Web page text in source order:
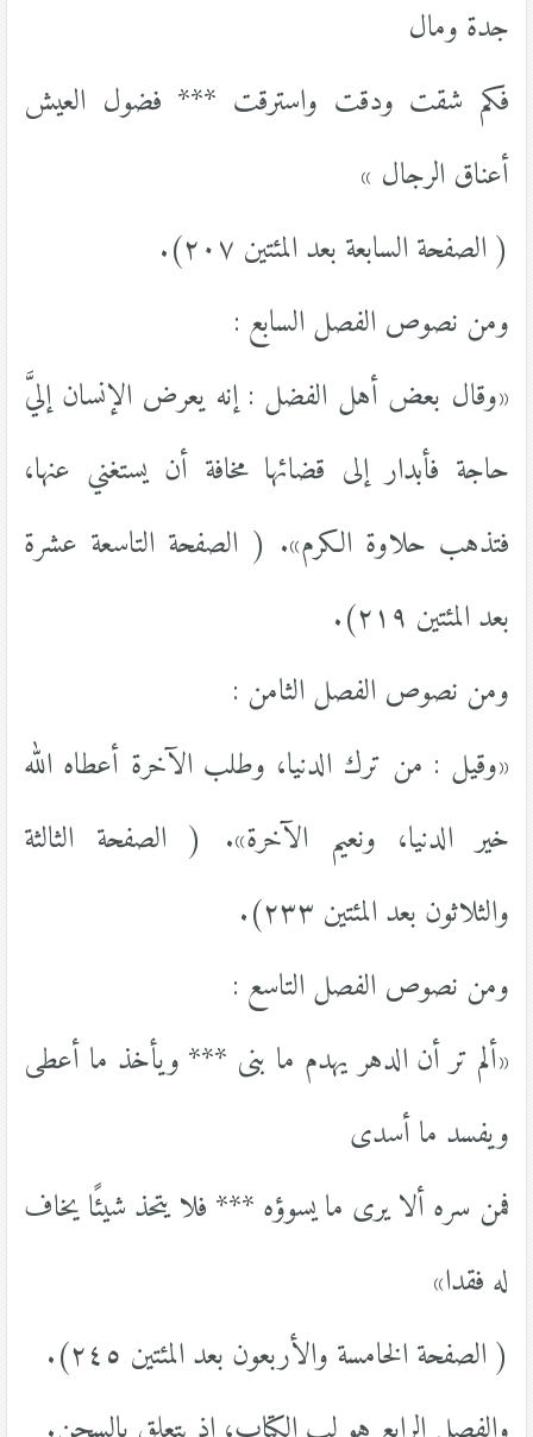
جدة ومال
فكم شقت ودقت واسترقت *** فضول العيش
أعناق الرجال »
( الصفحة السابعة بعد المئتين ٢٠٧).
ومن نصوص الفصل السابع :
«وقال بعض أهل الفضل : إنه يعرض الإنسان إليَّ
حاجة فأبدار إلى قضائها مخافة أن يستغني عنها،
فتذهب حلاوة الكرم». ( الصفحة التاسعة عشرة
بعد المئتين ٢١٩).
ومن نصوص الفصل الثامن :
«وقيل : من ترك الدنيا، وطلب الآخرة أعطاه الله
خير الدنيا، ونعيم الآخرة». ( الصفحة الثالثة
والثلاثون بعد المئتين ٢٣٣).
ومن نصوص الفصل التاسع :
«ألم تر أن الدهر يهدم ما بنى *** ويأخذ ما أعطى
ويفسد ما أسدى
فمن سره ألا يرى ما يسوؤه *** فلا يتحذ شيئًا يخاف
له فقدا»
( الصفحة الخامسة والأربعون بعد المئتين ٢٤٥).